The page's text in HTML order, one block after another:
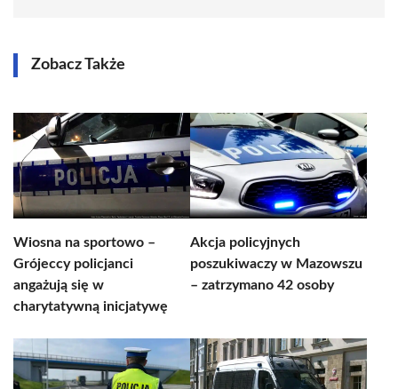
Zobacz Także
Wiosna na sportowo –
Grójeccy policjanci
angażują się w
charytatywną inicjatywę
Akcja policyjnych
poszukiwaczy w Mazowszu
– zatrzymano 42 osoby